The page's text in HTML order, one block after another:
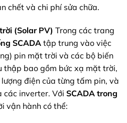
chết và chi phí sửa chữa.
(Solar PV) Trong các trang
SCADAtập trung vào việc
pin mặt trời và các bộ biến
thập bao gồm bức xạ mặt trời,
điện của từng tấm pin, và
các inverter. Với SCADA trong
vận hành có thể: